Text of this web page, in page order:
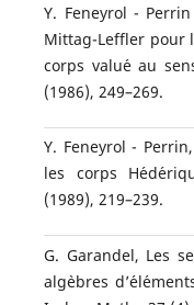
Y. Feneyrol -
Mittag-Leffler pour
corps valu´e au
(1986), 249–269.
Y. Feneyrol -
les corps
(1989), 219–239.
G. Garandel, Les
alg`ebres